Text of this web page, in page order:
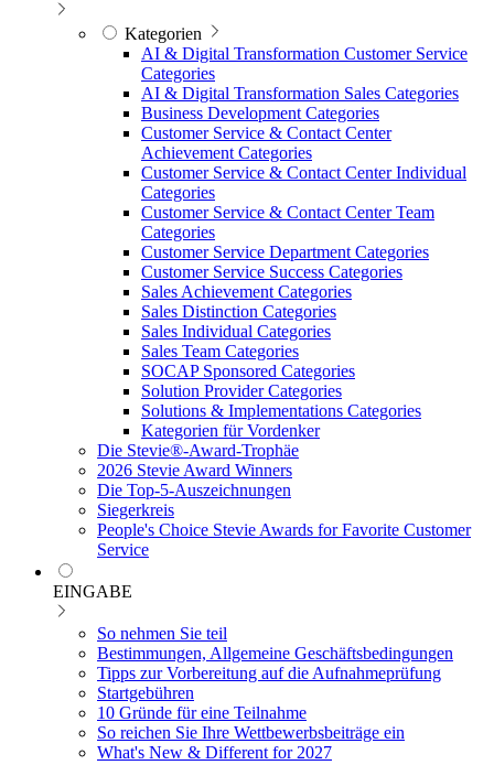
Kategorien
AI & Digital Transformation Customer Service
Categories
AI & Digital Transformation Sales Categories
Business Development Categories
Customer Service & Contact Center
Achievement Categories
Customer Service & Contact Center Individual
Categories
Customer Service & Contact Center Team
Categories
Customer Service Department Categories
Customer Service Success Categories
Sales Achievement Categories
Sales Distinction Categories
Sales Individual Categories
Sales Team Categories
SOCAP Sponsored Categories
Solution Provider Categories
Solutions & Implementations Categories
Kategorien für Vordenker
Die Stevie®-Award-Trophäe
2026 Stevie Award Winners
Die Top-5-Auszeichnungen
Siegerkreis
People's Choice Stevie Awards for Favorite Customer
Service
EINGABE
So nehmen Sie teil
Bestimmungen, Allgemeine Geschäftsbedingungen
Tipps zur Vorbereitung auf die Aufnahmeprüfung
Startgebühren
10 Gründe für eine Teilnahme
So reichen Sie Ihre Wettbewerbsbeiträge ein
What's New & Different for 2027